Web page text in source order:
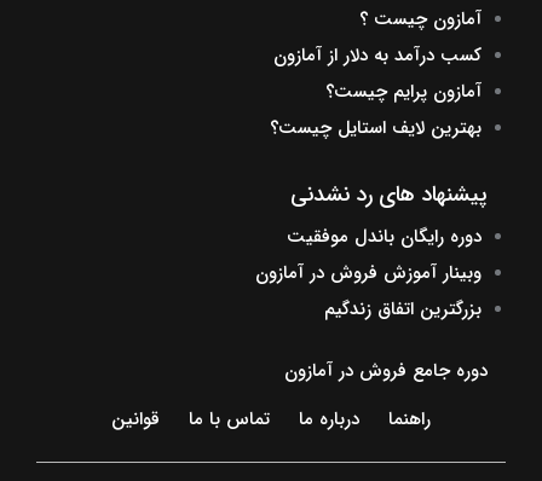
آمازون چیست ؟
کسب درآمد به دلار از آمازون
آمازون پرایم چیست؟
بهترین لایف استایل چیست؟
پیشنهاد های رد نشدنی
دوره رایگان باندل موفقیت
وبینار آموزش فروش در آمازون
بزرگترین اتفاق زندگیم
دوره جامع فروش در آمازون
راهنما
درباره ما تماس با ما قوانین